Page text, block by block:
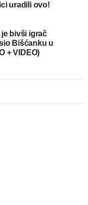
uradili ovo!
bivši igrač
Bišćanku u
+ VIDEO)